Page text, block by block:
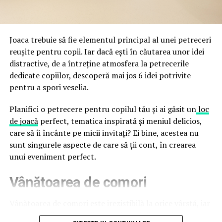
false până la tentative de furt al datelor personale și
financiare. Instituția recomandă verificarea atentă a
sursei mesajelor și raportarea incidentelor la numărul
unic 1911.
Campaniile identificate în ultimele săptămâni folosesc
false de streaming, coduri QR malițioase și mesaje care
promit bilete, rambursări, premii sau acces gratuit la
meciuri. FBI a emis în luna mai un avertisment privind
site-urile care clonează platforma oficială prin
modificări minore ale denumirii domeniului, precum
a colecta date personale și bancare.
de cercetătorii în securitate, ar opera peste 300 de
Joaca trebuie să fie elementul principal al unei petreceri
reușite pentru copii. Iar dacă ești în căutarea unor idei
distractive, de a întreține atmosfera la petrecerile
dedicate copiilor, descoperă mai jos 6 idei potrivite
pentru a spori veselia.
Planifici o petrecere pentru copilul tău și ai găsit unloc
de joacăperfect, tematica inspirată și meniul delicios,
care să îi încânte pe micii invitați? Ei bine, acestea nu
sunt singurele aspecte de care să ții cont, în crearea
unui eveniment perfect.
Vânătoarea de comori
pentru copii este una dintre cele mai distractive